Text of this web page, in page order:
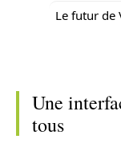
Le futur de
Une
tous